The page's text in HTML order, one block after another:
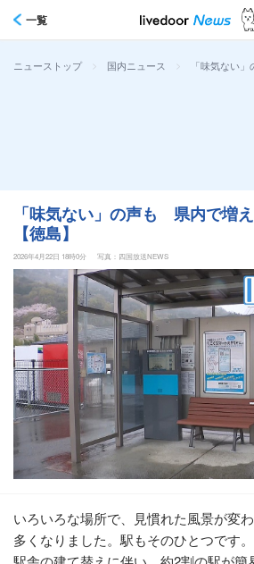
一覧
ニューストップ > 国内ニュース > 「味気ない
「味気ない」の声も 県内で増え
【徳島】
2026年4月22日 18時0分 写真：四国放送NEWS
いろいろな場所で、見慣れた風景が変
多くなりました。駅もそのひとつです